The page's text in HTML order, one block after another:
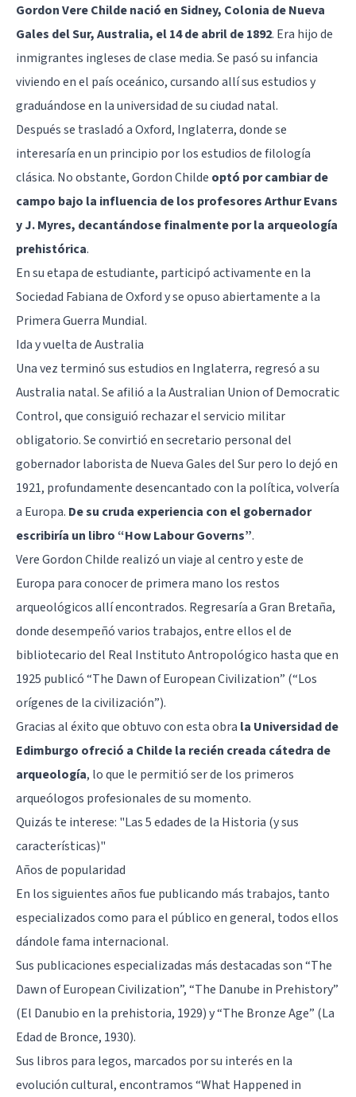
Gordon Vere Childe nació en Sidney, Colonia de Nueva
Gales del Sur, Australia, el 14 de abril de 1892. Era hijo de
inmigrantes ingleses de clase media. Se pasó su infancia
viviendo en el país oceánico, cursando allí sus estudios y
graduándose en la universidad de su ciudad natal.
Después se trasladó a Oxford, Inglaterra, donde se
interesaría en un principio por los estudios de filología
clásica. No obstante, Gordon Childe optó por cambiar de
campo bajo la influencia de los profesores Arthur Evans
y J. Myres, decantándose finalmente por la arqueología
prehistórica.
En su etapa de estudiante, participó activamente en la
Sociedad Fabiana de Oxford y se opuso abiertamente a la
Primera Guerra Mundial.
Ida y vuelta de Australia
Una vez terminó sus estudios en Inglaterra, regresó a su
Australia natal. Se afilió a la Australian Union of Democratic
Control, que consiguió rechazar el servicio militar
obligatorio. Se convirtió en secretario personal del
gobernador laborista de Nueva Gales del Sur pero lo dejó en
1921, profundamente desencantado con la política, volvería
a Europa. De su cruda experiencia con el gobernador
escribiría un libro “How Labour Governs”.
Vere Gordon Childe realizó un viaje al centro y este de
Europa para conocer de primera mano los restos
arqueológicos allí encontrados. Regresaría a Gran Bretaña,
donde desempeñó varios trabajos, entre ellos el de
bibliotecario del Real Instituto Antropológico hasta que en
1925 publicó “The Dawn of European Civilization” (“Los
orígenes de la civilización”).
Gracias al éxito que obtuvo con esta obra la Universidad de
Edimburgo ofreció a Childe la recién creada cátedra de
arqueología, lo que le permitió ser de los primeros
arqueólogos profesionales de su momento.
Quizás te interese: "Las 5 edades de la Historia (y sus
características)"
Años de popularidad
En los siguientes años fue publicando más trabajos, tanto
especializados como para el público en general, todos ellos
dándole fama internacional.
Sus publicaciones especializadas más destacadas son “The
Dawn of European Civilization”, “The Danube in Prehistory”
(El Danubio en la prehistoria, 1929) y “The Bronze Age” (La
Edad de Bronce, 1930).
Sus libros para legos, marcados por su interés en la
evolución cultural, encontramos “What Happened in